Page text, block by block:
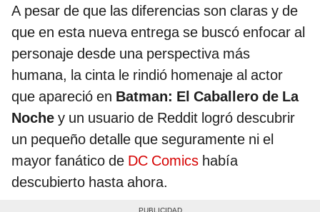
A pesar de que las diferencias son claras y de
que en esta nueva entrega se buscó enfocar al
personaje desde una perspectiva más
humana, la cinta le rindió homenaje al actor
que apareció en Batman: El Caballero de La
Noche y un usuario de Reddit logró descubrir
un pequeño detalle que seguramente ni el
mayor fanático de DC Comics había
descubierto hasta ahora.